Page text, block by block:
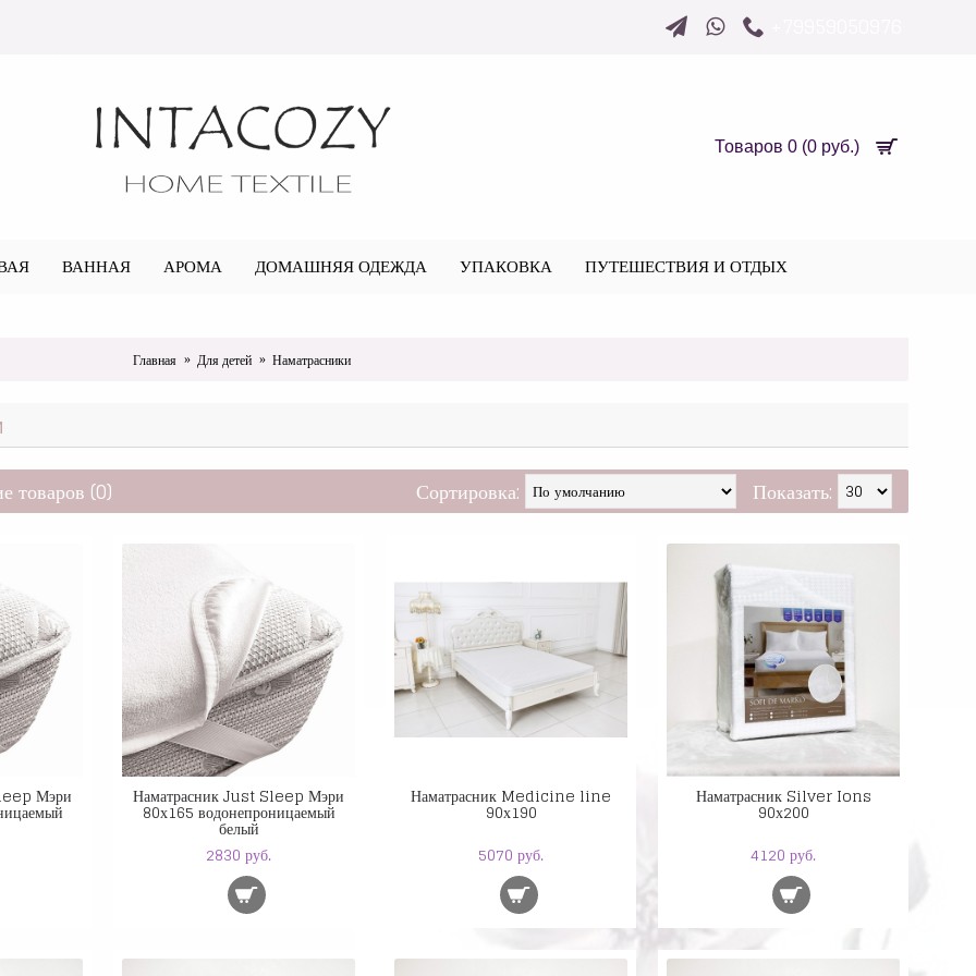
Товаров 0 (0 руб.)
ВАННАЯ АРОМА ДОМАШНЯЯ ОДЕЖДА УПАКОВКА ПУТЕШЕСТВИЯ И ОТДЫХ
Главная Для детей Наматрасники
товаров (0) Показать:
Сортировка:
Мэри Наматрасник Just Sleep Мэри
80х165 водонепроницаемый
белый
2830 руб.
Наматрасник Medicine line
90х190
5070 руб.
Наматрасник Silver Ions
90х200
4120 руб.